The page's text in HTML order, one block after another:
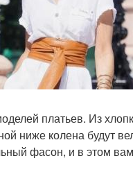
платьев. Из
ниже колена будут
фасон, и в этом